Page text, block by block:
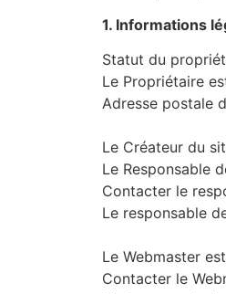
1. Informations
Statut du
Le Propriétaire
Adresse postale
Le Créateur du
Le Responsable
Contacter le
Le responsable
Le Webmaster
Contacter le